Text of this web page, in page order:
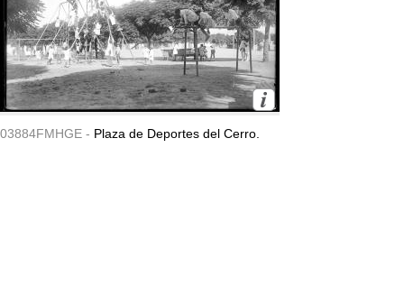
03884FMHGE - Plaza de Deportes del Cerro.